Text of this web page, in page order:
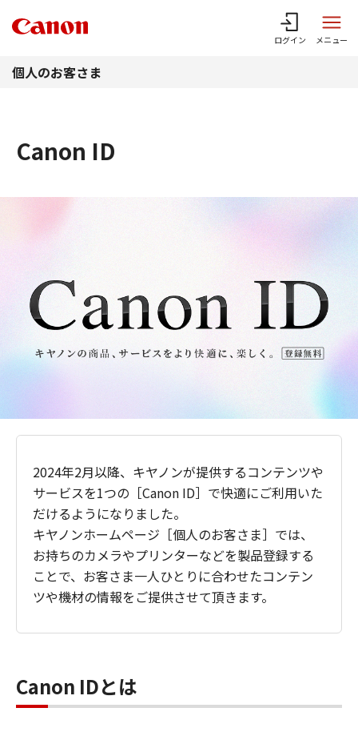
ログイン メニュー
個人のお客さま
Canon ID
2024年2月以降、キヤノンが提供するコンテンツや
サービスを1つの［Canon ID］で快適にご利用いた
だけるようになりました。
キヤノンホームページ［個人のお客さま］では、
お持ちのカメラやプリンターなどを製品登録する
ことで、お客さま一人ひとりに合わせたコンテン
ツや機材の情報をご提供させて頂きます。
Canon IDとは